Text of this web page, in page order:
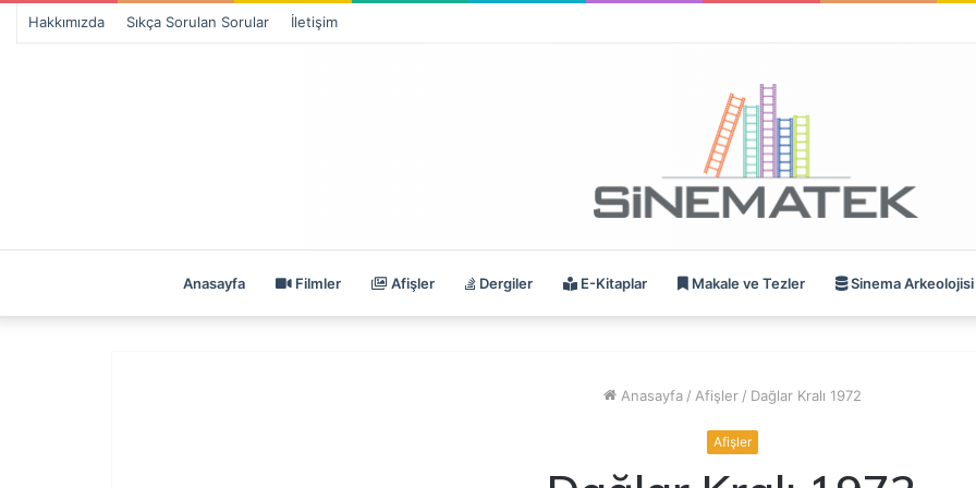
Hakkımızda Sıkça Sorulan Sorular İletişim
Anasayfa Filmler Afişler Dergiler E-Kitaplar Makale ve Tezler Sinema Arkeolojisi
Anasayfa / Afişler / Dağlar Kralı 1972
Afişler